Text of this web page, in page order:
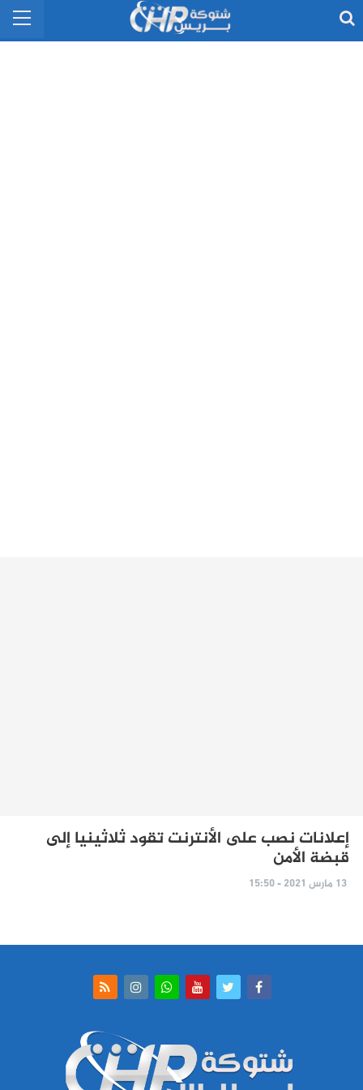
إعلانات نصب على الأنترنت تقود ثلاثينيا إلى
قبضة الأمن
13 مارس 2021 - 15:50